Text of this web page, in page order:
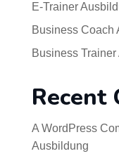
E-Trainer
Business Coach
Business
Recent
A WordPress
Ausbildung